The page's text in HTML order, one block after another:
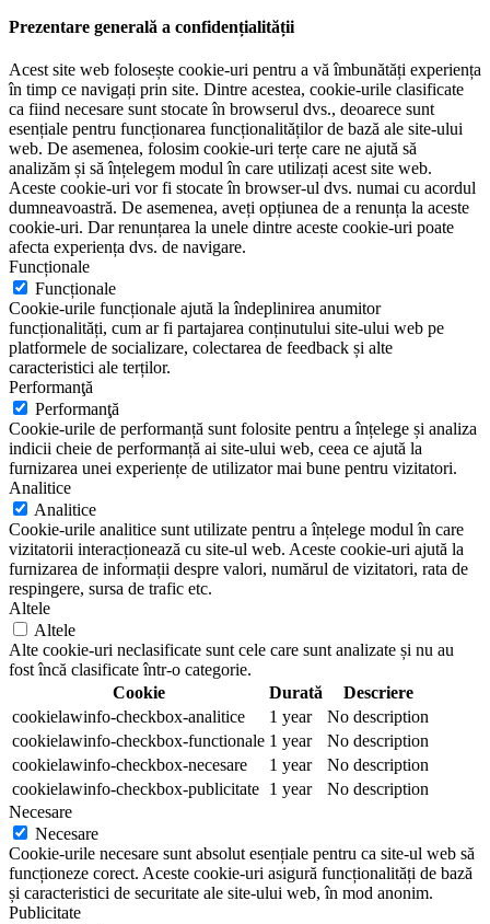
Prezentare generală a confidențialității
Acest site web folosește cookie-uri pentru a vă îmbunătăți experiența
în timp ce navigați prin site. Dintre acestea, cookie-urile clasificate
ca fiind necesare sunt stocate în browserul dvs., deoarece sunt
esențiale pentru funcționarea funcționalităților de bază ale site-ului
web. De asemenea, folosim cookie-uri terțe care ne ajută să
analizăm și să înțelegem modul în care utilizați acest site web.
Aceste cookie-uri vor fi stocate în browser-ul dvs. numai cu acordul
dumneavoastră. De asemenea, aveți opțiunea de a renunța la aceste
cookie-uri. Dar renunțarea la unele dintre aceste cookie-uri poate
afecta experiența dvs. de navigare.
Funcționale
Funcționale
Cookie-urile funcționale ajută la îndeplinirea anumitor
funcționalități, cum ar fi partajarea conținutului site-ului web pe
platformele de socializare, colectarea de feedback și alte
caracteristici ale terților.
Performanţă
Performanţă
Cookie-urile de performanță sunt folosite pentru a înțelege și analiza
indicii cheie de performanță ai site-ului web, ceea ce ajută la
furnizarea unei experiențe de utilizator mai bune pentru vizitatori.
Analitice
Analitice
Cookie-urile analitice sunt utilizate pentru a înțelege modul în care
vizitatorii interacționează cu site-ul web. Aceste cookie-uri ajută la
furnizarea de informații despre valori, numărul de vizitatori, rata de
respingere, sursa de trafic etc.
Altele
Altele
Alte cookie-uri neclasificate sunt cele care sunt analizate și nu au
fost încă clasificate într-o categorie.
Cookie
Durată
Descriere
cookielawinfo-checkbox-analitice
1 year
No description
cookielawinfo-checkbox-functionale 1 year
No description
cookielawinfo-checkbox-necesare
1 year
No description
cookielawinfo-checkbox-publicitate 1 year
No description
Necesare
Necesare
Cookie-urile necesare sunt absolut esențiale pentru ca site-ul web să
funcționeze corect. Aceste cookie-uri asigură funcționalități de bază
și caracteristici de securitate ale site-ului web, în mod anonim.
Publicitate